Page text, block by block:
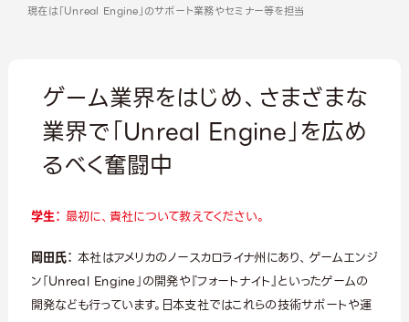
現在は「Unreal Engine」のサポート業務やセミナー等を担当
ゲーム業界をはじめ、さまざまな
業界で「Unreal Engine」を広め
るべく奮闘中
学生： 最初に、貴社について教えてください。
岡田氏： 本社はアメリカのノースカロライナ州にあり、ゲームエンジ
ン「Unreal Engine」の開発や『フォートナイト』といったゲームの
開発なども行っています。日本支社ではこれらの技術サポートや運